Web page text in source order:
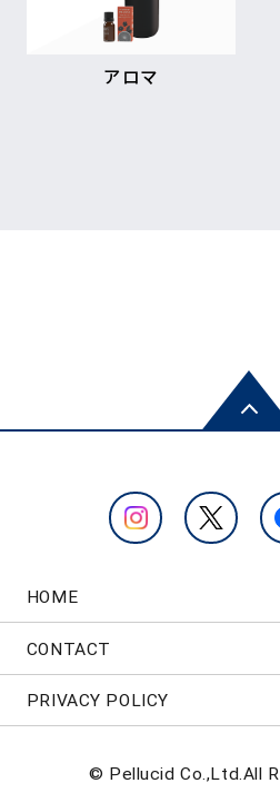
アロマ
HOME
CONTACT
PRIVACY POLICY
© Pellucid Co.,Ltd.All